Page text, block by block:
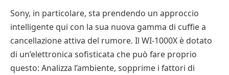
Sony, in particolare, sta prendendo un approccio
intelligente qui con la sua nuova gamma di cuffie a
cancellazione attiva del rumore. Il WI-1000X è dotato
di un’elettronica sofisticata che può fare proprio
questo: Analizza l’ambiente, sopprime i fattori di